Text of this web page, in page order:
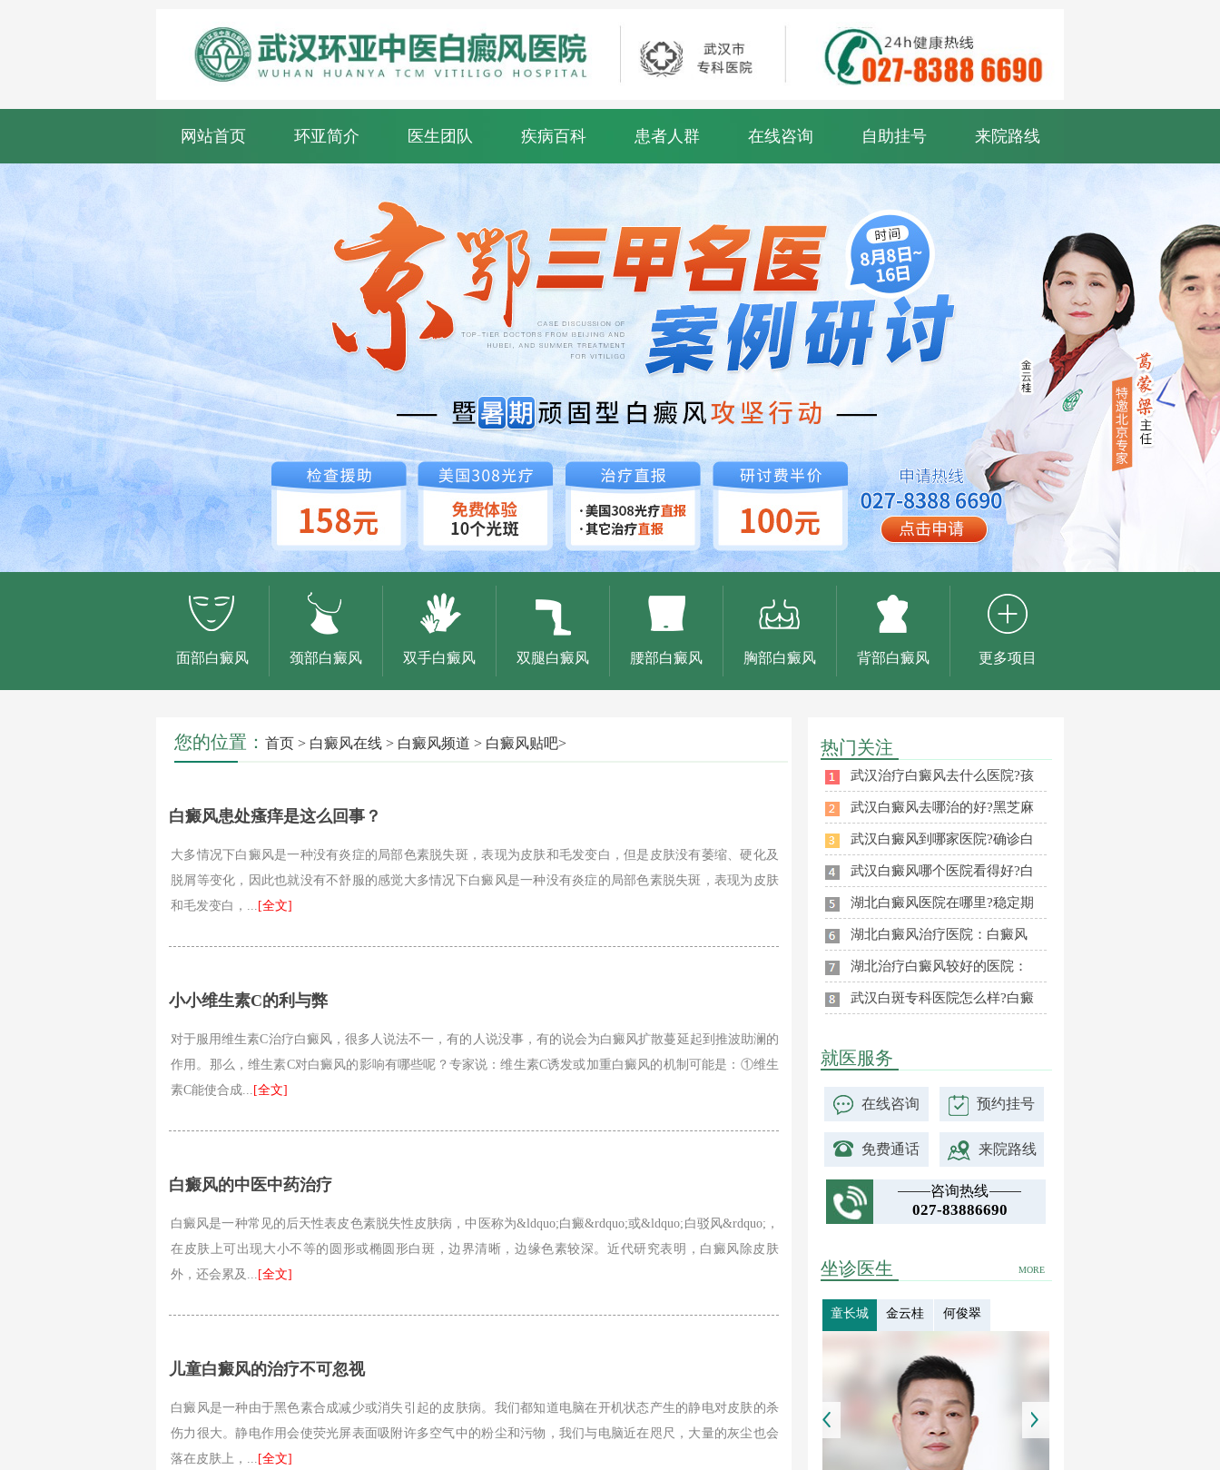
网站首页 环亚简介 医生团队 疾病百科 患者人群 在线咨询 自助挂号 来院路线
面部白癜风 颈部白癜风 双手白癜风 双腿白癜风 腰部白癜风 胸部白癜风 背部白癜风 更多项目
您的位置： 首页 > 白癜风在线 > 白癜风频道 > 白癜风贴吧>
白癜风患处瘙痒是这么回事？
大多情况下白癜风是一种没有炎症的局部色素脱失斑，表现为皮肤和毛发变白，但是皮肤没有萎缩、硬化及
脱屑等变化，因此也就没有不舒服的感觉大多情况下白癜风是一种没有炎症的局部色素脱失斑，表现为皮肤
和毛发变白，... [全文]
小小维生素C的利与弊
对于服用维生素C治疗白癜风，很多人说法不一，有的人说没事，有的说会为白癜风扩散蔓延起到推波助澜的
作用。那么，维生素C对白癜风的影响有哪些呢？专家说：维生素C诱发或加重白癜风的机制可能是：①维生
素C能使合成... [全文]
白癜风的中医中药治疗
白癜风是一种常见的后天性表皮色素脱失性皮肤病，中医称为&ldquo;白癜&rdquo;或&ldquo;白驳风&rdquo;，
在皮肤上可出现大小不等的圆形或椭圆形白斑，边界清晰，边缘色素较深。近代研究表明，白癜风除皮肤
外，还会累及... [全文]
儿童白癜风的治疗不可忽视
白癜风是一种由于黑色素合成减少或消失引起的皮肤病。我们都知道电脑在开机状态产生的静电对皮肤的杀
伤力很大。静电作用会使荧光屏表面吸附许多空气中的粉尘和污物，我们与电脑近在咫尺，大量的灰尘也会
落在皮肤上，... [全文]
热门关注
武汉治疗白癜风去什么医院?孩
武汉白癜风去哪治的好?黑芝麻
武汉白癜风到哪家医院?确诊白
武汉白癜风哪个医院看得好?白
湖北白癜风医院在哪里?稳定期
湖北白癜风治疗医院：白癜风
湖北治疗白癜风较好的医院：
武汉白斑专科医院怎么样?白癜
就医服务
在线咨询 预约挂号
免费通话 来院路线
咨询热线
027-83886690
MORE
坐诊医生
童长城 金云桂 何俊翠